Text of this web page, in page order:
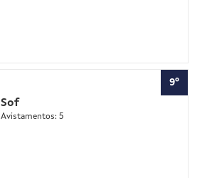
9º
Sof
Avistamentos: 5